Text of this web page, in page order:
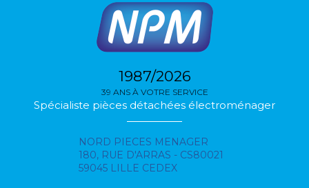
1987/2026
39 ANS À VOTRE SERVICE
Spécialiste pièces détachées électroménager
NORD PIECES MENAGER
180, RUE D'ARRAS - CS80021
59045 LILLE CEDEX